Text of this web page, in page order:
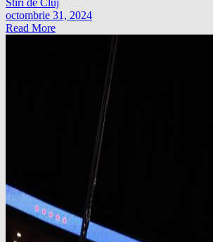
octombrie 31, 2024
Read More